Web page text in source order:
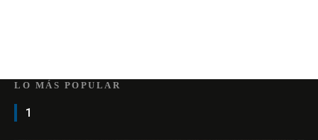
LO MÁS POPULAR
1